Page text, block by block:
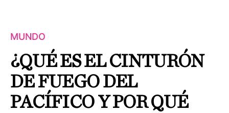
MUNDO
¿QUÉ ES EL CINTURÓN
DE FUEGO DEL
PACÍFICO Y POR QUÉ